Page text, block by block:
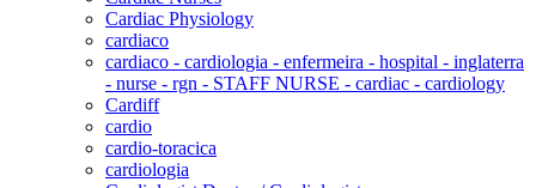
Cardiac Physiology
cardiaco
cardiaco - cardiologia - enfermeira - hospital - inglaterra
- nurse - rgn - STAFF NURSE - cardiac - cardiology
Cardiff
cardio
cardio-toracica
cardiologia